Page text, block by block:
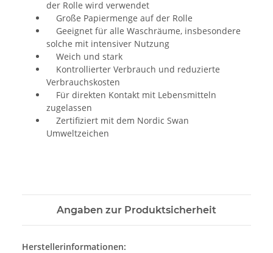
der Rolle wird verwendet
Große Papiermenge auf der Rolle
Geeignet für alle Waschräume, insbesondere
solche mit intensiver Nutzung
Weich und stark
Kontrollierter Verbrauch und reduzierte
Verbrauchskosten
Für direkten Kontakt mit Lebensmitteln
zugelassen
Zertifiziert mit dem Nordic Swan
Umweltzeichen
Angaben zur Produktsicherheit
Herstellerinformationen: